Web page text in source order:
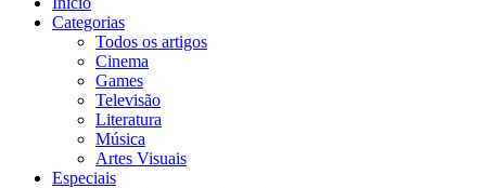
Categorias
Todos os artigos
Cinema
Games
Televisão
Literatura
Música
Artes Visuais
Especiais